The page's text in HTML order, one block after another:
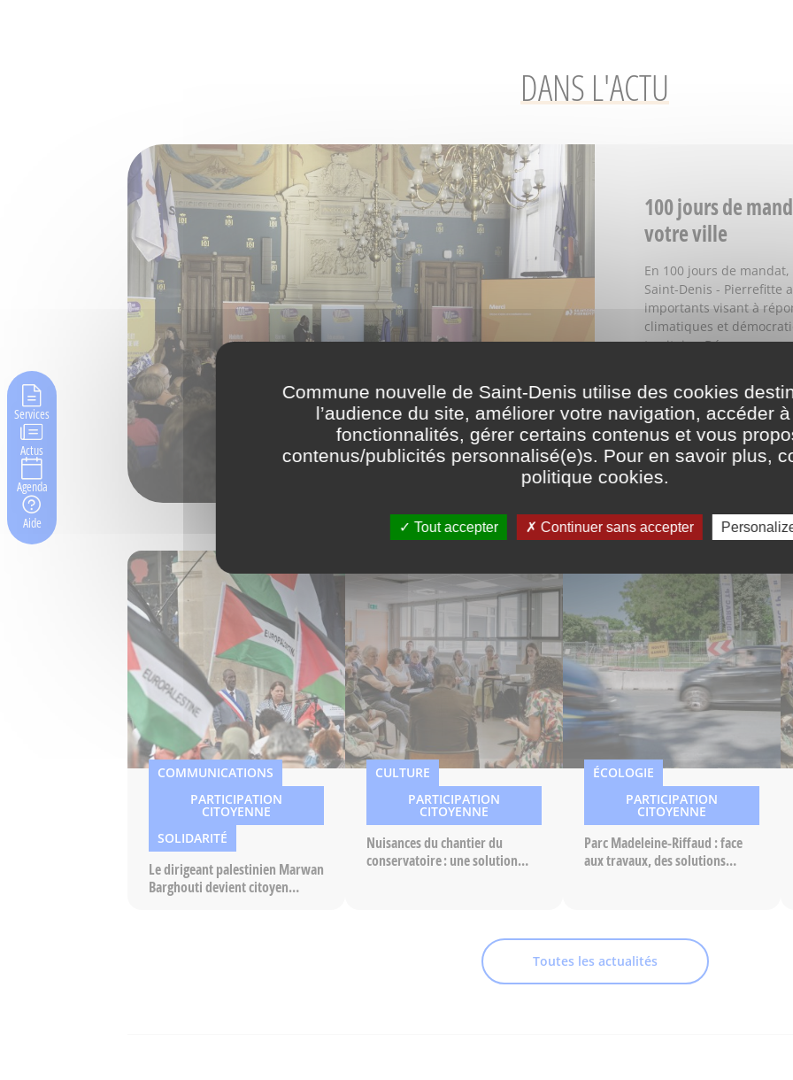
Services
Actus
Agenda
Aide
DANS L'ACTU
100 jours de
votre ville
En 100 jours de
Saint-Denis - Pierrefitte
importants visant à
climatiques et
territoire. Découvrez…
Mise à jour le15 juillet
COMMUNICATIONS
PARTICIPATION
CITOYENNE
SOLIDARITÉ
Le dirigeant palestinien Marwan
Barghouti devient citoyen
CULTURE
PARTICIPATION
CITOYENNE
Nuisances du chantier du
conservatoire : une solution
ÉCOLOGIE
PARTICIPATION
CITOYENNE
Parc Madeleine-Riffaud : face
aux travaux, des solutions
Toutes les actualités
Commune nouvelle de Saint-Denis utilise des cookies
l’audience du site, améliorer votre navigation, accéder
fonctionnalités, gérer certains contenus et vous
contenus/publicités personnalisé(e)s. Pour en savoir plus,
politique cookies
Tout accepter Continuer sans accepter